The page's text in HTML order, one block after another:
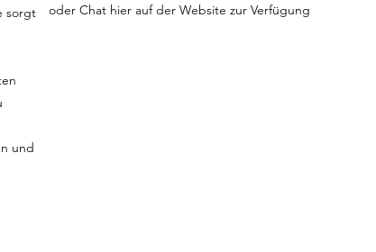
sorgt
und
oder Chat hier auf der Website zur Verfügung